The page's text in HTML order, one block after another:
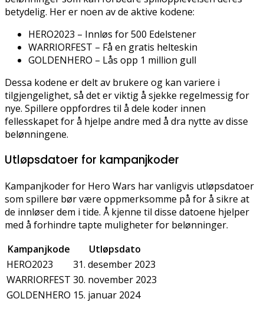
betydelig. Her er noen av de aktive kodene:
HERO2023 – Innløs for 500 Edelstener
WARRIORFEST – Få en gratis helteskin
GOLDENHERO – Lås opp 1 million gull
Dessa kodene er delt av brukere og kan variere i
tilgjengelighet, så det er viktig å sjekke regelmessig for
nye. Spillere oppfordres til å dele koder innen
fellesskapet for å hjelpe andre med å dra nytte av disse
belønningene.
Utløpsdatoer for kampanjkoder
Kampanjkoder for Hero Wars har vanligvis utløpsdatoer
som spillere bør være oppmerksomme på for å sikre at
de innløser dem i tide. Å kjenne til disse datoene hjelper
med å forhindre tapte muligheter for belønninger.
Kampanjkode
Utløpsdato
HERO2023
31. desember 2023
WARRIORFEST 30. november 2023
GOLDENHERO 15. januar 2024